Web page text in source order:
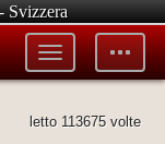
Svizzera
Toggle
tools
Toggle
menu
letto 113675 volte